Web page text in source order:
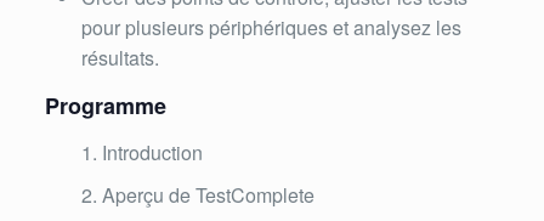
pour plusieurs périphériques et analysez les
résultats.
Programme
Introduction
Aperçu de TestComplete